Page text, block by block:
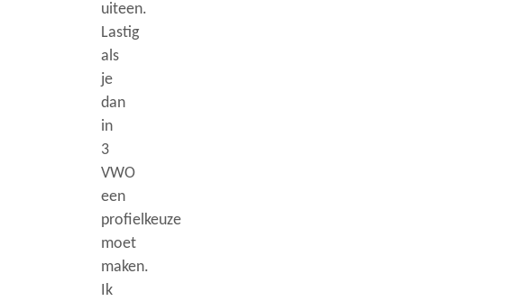
uiteen.
Lastig
als
je
dan
in
3
VWO
een
profielkeuze
moet
maken.
Ik